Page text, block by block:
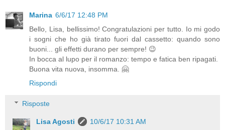
Marina 6/6/17 12:48 PM
Bello, Lisa, bellissimo! Congratulazioni per tutto. Io mi godo
i sogni che ho già tirato fuori dal cassetto: quando sono
buoni... gli effetti durano per sempre! 😉
In bocca al lupo per il romanzo: tempo e fatica ben ripagati.
Buona vita nuova, insomma. 🤗
Rispondi
Risposte
Lisa Agosti
10/6/17 10:31 AM